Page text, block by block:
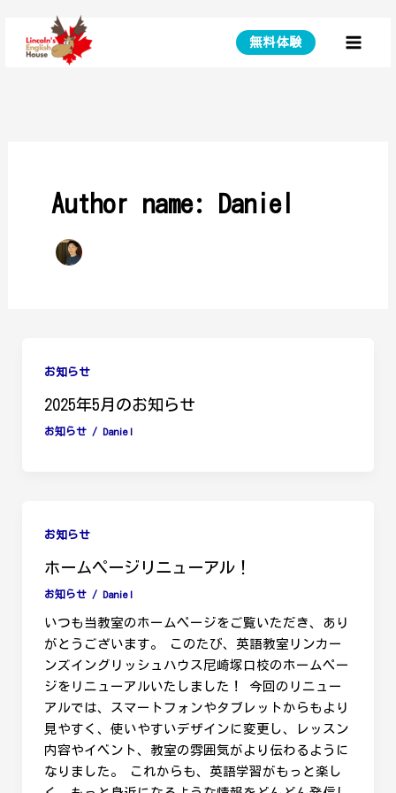
content
無料体験
Author name: Daniel
お知らせ
2025年5月のお知らせ
お知らせ/ Daniel
お知らせ
ホームページリニューアル！
お知らせ/ Daniel
いつも当教室のホームページをご覧いただき、あり
がとうございます。 このたび、英語教室リンカー
ンズイングリッシュハウス尼崎塚口校のホームペー
ジをリニューアルいたしました！ 今回のリニュー
アルでは、スマートフォンやタブレットからもより
見やすく、使いやすいデザインに変更し、レッスン
内容やイベント、教室の雰囲気がより伝わるように
なりました。 これからも、英語学習がもっと楽し